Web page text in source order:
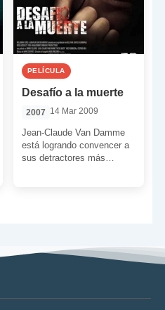
PELÍCULA
Desafío a la muerte
2007 14 Mar 2009
Jean-Claude Van Damme
está logrando convencer a
sus detractores más